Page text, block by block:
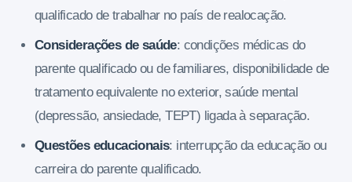
qualificado de trabalhar no país de realocação.
Considerações de saúde: condições médicas do
parente qualificado ou de familiares, disponibilidade de
tratamento equivalente no exterior, saúde mental
(depressão, ansiedade, TEPT) ligada à separação.
Questões educacionais: interrupção da educação ou
carreira do parente qualificado.